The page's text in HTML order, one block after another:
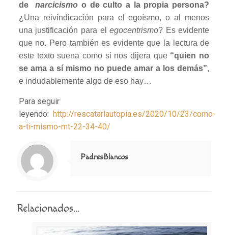
denarcicismo o de culto a la propia persona?
¿Una reivindicación para el egoísmo, o al menos
una justificación para elegocentrismo? Es evidente
que no. Pero también es evidente que la lectura de
este texto suena como si nos dijera que “quien no
se ama a sí mismo no puede amar a los demás”,
e indudablemente algo de eso hay…
Para seguir
leyendo: http://rescatarlautopia.es/2020/10/23/como-
a-ti-mismo-mt-22-34-40/
Notice
: Trying to access array offset on value of type null in
/home/misioner/public_html/padresblancos/themes/betheme/includes/content-single.php
on line
286
PadresBlancos
Relacionados...